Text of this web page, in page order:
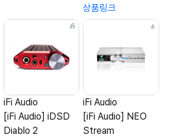
상품링크
iFi Audio
[iFi Audio] iDSD
Diablo 2
iFi Audio
[iFi Audio] NEO
Stream